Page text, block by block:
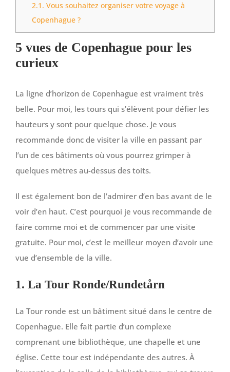
2.1. Vous souhaitez organiser votre voyage à
Copenhague ?
5 vues de Copenhague pour les
curieux
La ligne d’horizon de Copenhague est vraiment très
belle. Pour moi, les tours qui s’élèvent pour défier les
hauteurs y sont pour quelque chose. Je vous
recommande donc de visiter la ville en passant par
l’un de ces bâtiments où vous pourrez grimper à
quelques mètres au-dessus des toits.
Il est également bon de l’admirer d’en bas avant de le
voir d’en haut. C’est pourquoi je vous recommande de
faire comme moi et de commencer par une visite
gratuite. Pour moi, c’est le meilleur moyen d’avoir une
vue d’ensemble de la ville.
1. La Tour Ronde/Rundetårn
La Tour ronde est un bâtiment situé dans le centre de
Copenhague. Elle fait partie d’un complexe
comprenant une bibliothèque, une chapelle et une
église. Cette tour est indépendante des autres. À